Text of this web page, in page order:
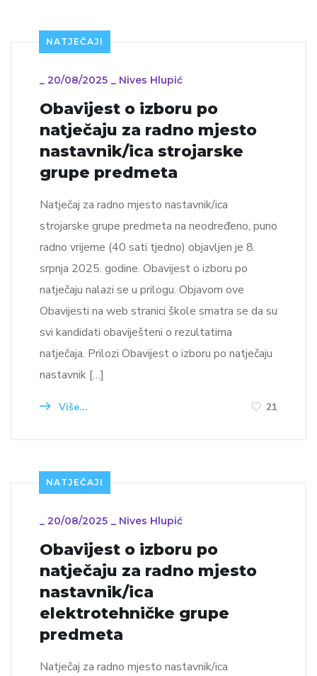
NATJEČAJI
_ 20/08/2025 _ Nives Hlupić
Obavijest o izboru po
natječaju za radno mjesto
nastavnik/ica strojarske
grupe predmeta
Natječaj za radno mjesto nastavnik/ica
strojarske grupe predmeta na neodređeno, puno
radno vrijeme (40 sati tjedno) objavljen je 8.
srpnja 2025. godine. Obavijest o izboru po
natječaju nalazi se u prilogu. Objavom ove
Obavijesti na web stranici škole smatra se da su
svi kandidati obaviješteni o rezultatima
natječaja. Prilozi Obavijest o izboru po natječaju
nastavnik […]
Više... 21
NATJEČAJI
_ 20/08/2025 _ Nives Hlupić
Obavijest o izboru po
natječaju za radno mjesto
nastavnik/ica
elektrotehničke grupe
predmeta
Natječaj za radno mjesto nastavnik/ica